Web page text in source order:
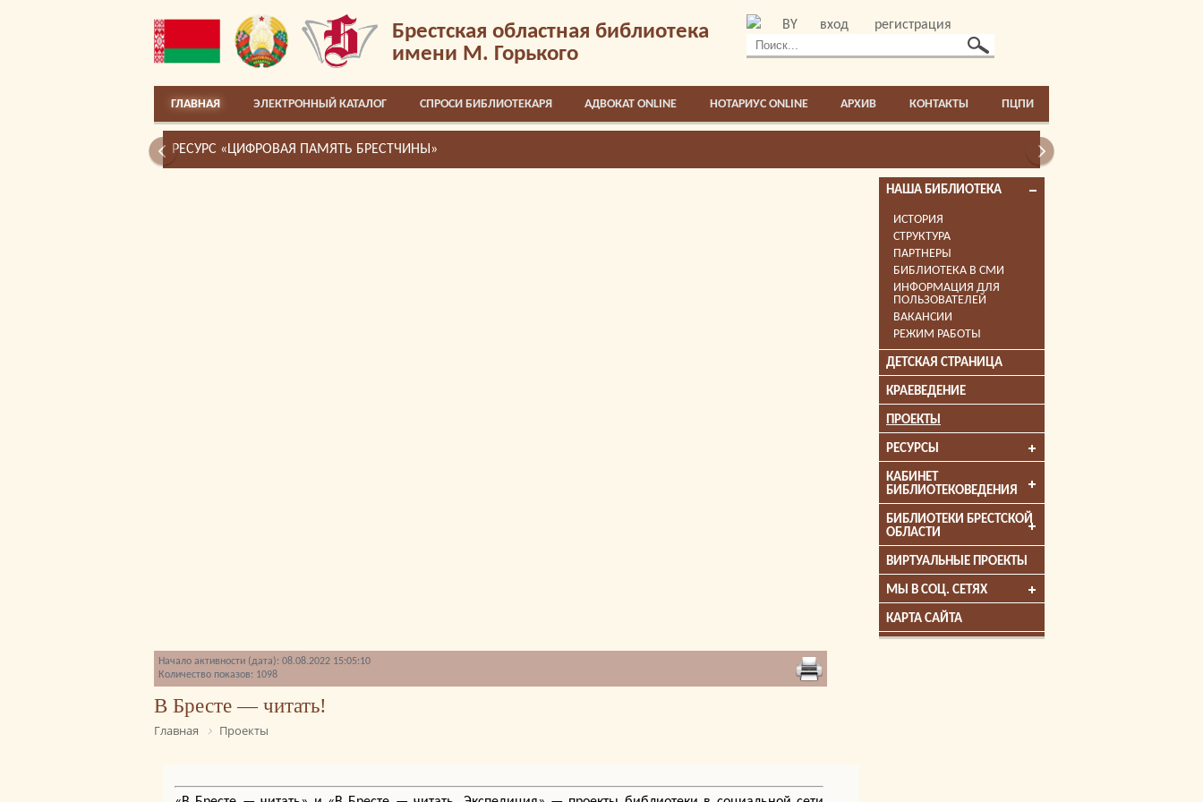
Брестская областная библиотека
имени М. Горького
BY вход регистрация
ГЛАВНАЯ ЭЛЕКТРОННЫЙ КАТАЛОГ СПРОСИ БИБЛИОТЕКАРЯ АДВОКАТ ONLINE НОТАРИУС ONLINE АРХИВ КОНТАКТЫ ПЦПИ
РЕСУРС «ЦИФРОВАЯ ПАМЯТЬ БРЕСТЧИНЫ»
НАША БИБЛИОТЕКА
ИСТОРИЯ
СТРУКТУРА
ПАРТНЕРЫ
БИБЛИОТЕКА В СМИ
ИНФОРМАЦИЯ ДЛЯ
ПОЛЬЗОВАТЕЛЕЙ
ВАКАНСИИ
РЕЖИМ РАБОТЫ
ДЕТСКАЯ СТРАНИЦА
КРАЕВЕДЕНИЕ
ПРОЕКТЫ
РЕСУРСЫ
КАБИНЕТ
БИБЛИОТЕКОВЕДЕНИЯ
БИБЛИОТЕКИ БРЕСТСКОЙ
ОБЛАСТИ
ВИРТУАЛЬНЫЕ ПРОЕКТЫ
МЫ В СОЦ. СЕТЯХ
КАРТА САЙТА
Начало активности (дата): 08.08.2022 15:05:10
Количество показов: 1098
В Бресте — читать!
Главная Проекты